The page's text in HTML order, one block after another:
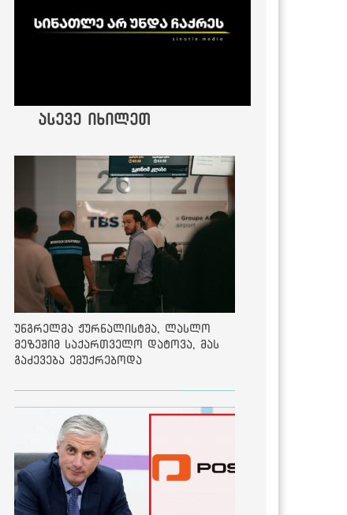
ასევე იხილეთ
უნგრელმა ჟურნალისტმა, ლასლო
მეზეშიმ საქართველო დატოვა, მას
გაძევება ემუქრებოდა